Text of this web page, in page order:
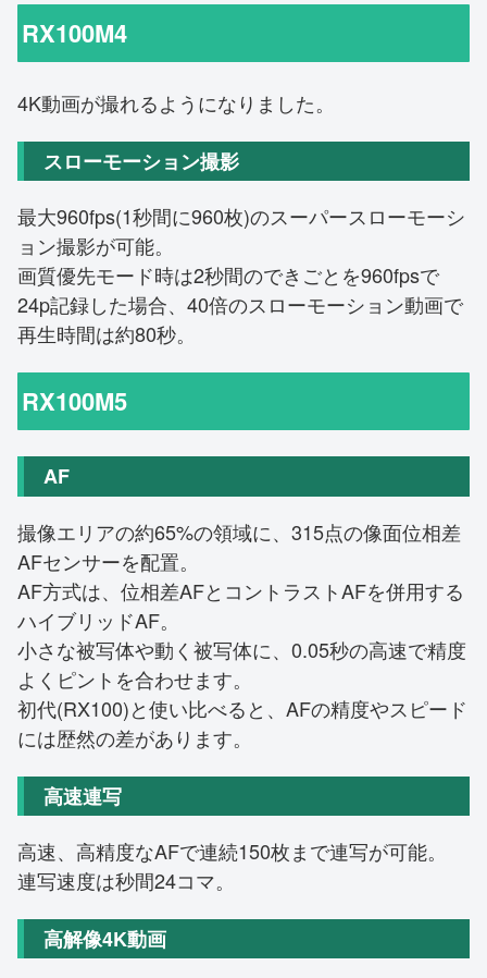
RX100M4
4K動画が撮れるようになりました。
スローモーション撮影
最大960fps(1秒間に960枚)のスーパースローモーシ
ョン撮影が可能。
画質優先モード時は2秒間のできごとを960fpsで
24p記録した場合、40倍のスローモーション動画で
再生時間は約80秒。
RX100M5
AF
撮像エリアの約65%の領域に、315点の像面位相差
AFセンサーを配置。
AF方式は、位相差AFとコントラストAFを併用する
ハイブリッドAF。
小さな被写体や動く被写体に、0.05秒の高速で精度
よくピントを合わせます。
初代(RX100)と使い比べると、AFの精度やスピード
には歴然の差があります。
高速連写
高速、高精度なAFで連続150枚まで連写が可能。
連写速度は秒間24コマ。
高解像4K動画